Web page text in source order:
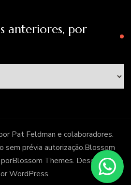
anteriores, por
Pat Feldman e colaboradores.
sem prévia autorização.Blossom
Blossom Themes. Desenvolvido
WordPress.